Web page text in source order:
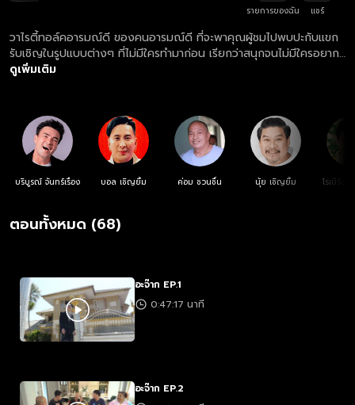
รายการของฉัน
แชร์
วาไรตี้ทอล์คอารมณ์ดี ของคนอารมณ์ดี ที่จะพาคุณผู้ชมไปพบปะกับแขก
รับเชิญในรูปแบบต่างๆ ที่ไม่มีใครทำมาก่อน เรียกว่าสนุกจนไม่มีใครอยาก
เป็นแขกรับเชิญในรายการเลยทีเดียว แล้วยังมีสถานการณ์หรือภารกิจที่
แจ๊ส ชวนชื่น
ดูเพิ่มเติม
บริบูรณ์ จันทร์เรือง บอล เชิญยิ้ม ค่อม ชวนชื่น นุ้ย เชิญยิ้ม โรเบิร์ต
ตอนทั้งหมด (68)
อะจ๊าก EP.1
0:47:17 นาที
อะจ๊าก EP.2